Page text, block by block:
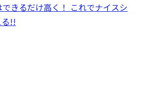
できるだけ高く！ これでナイスシ
る!!